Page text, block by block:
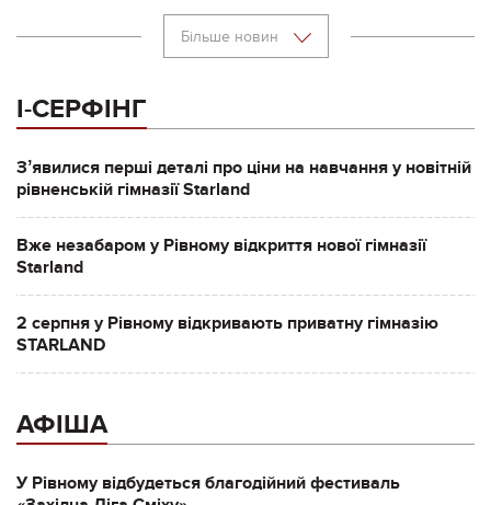
Більше новин
І-СЕРФІНГ
Зʼявилися перші деталі про ціни на навчання у новітній
рівненській гімназії Starland
Вже незабаром у Рівному відкриття нової гімназії
Starland
2 серпня у Рівному відкривають приватну гімназію
STARLAND
АФІША
У Рівному відбудеться благодійний фестиваль